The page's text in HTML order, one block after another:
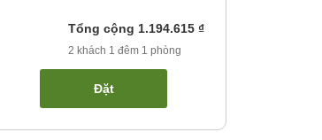
Tổng cộng 1.194.615 ₫
2 khách 1 đêm 1 phòng
Đặt